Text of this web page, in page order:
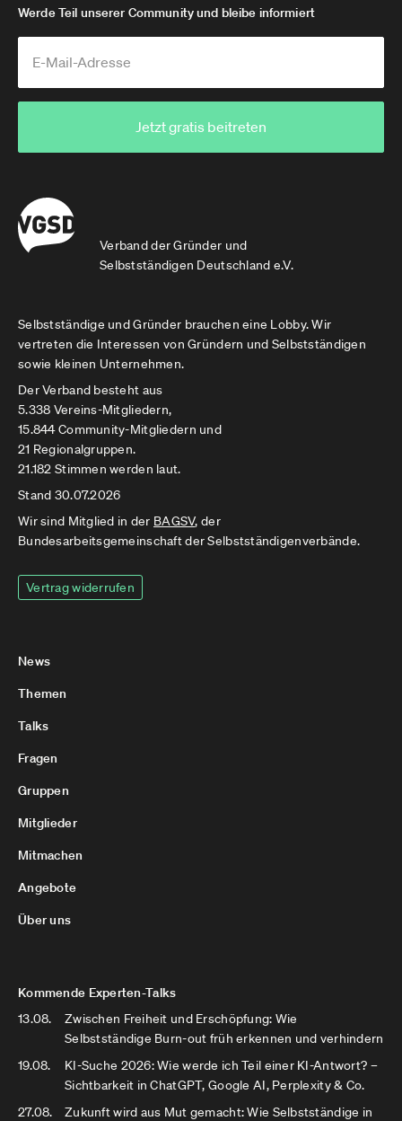
Verband der Gründer und
Selbstständigen Deutschland e.V.
Werde Teil unserer Community und bleibe informiert
Jetzt gratis beitreten
Selbstständige und Gründer brauchen eine Lobby. Wir
vertreten die Interessen von Gründern und Selbstständigen
sowie kleinen Unternehmen.
Der Verband besteht aus
5.338 Vereins-Mitgliedern,
15.844 Community-Mitgliedern und
21 Regionalgruppen.
21.182 Stimmen werden laut.
Stand 30.07.2026
Wir sind Mitglied in der BAGSV, der
Bundesarbeitsgemeinschaft der Selbstständigenverbände.
Vertrag widerrufen
News
Themen
Talks
Fragen
Gruppen
Mitglieder
Mitmachen
Angebote
Über uns
Kommende Experten-Talks
13.08.
Zwischen Freiheit und Erschöpfung: Wie
Selbstständige Burn-out früh erkennen und verhindern
19.08.
KI-Suche 2026: Wie werde ich Teil einer KI-Antwort? –
Sichtbarkeit in ChatGPT, Google AI, Perplexity & Co.
27.08.
Zukunft wird aus Mut gemacht: Wie Selbstständige in